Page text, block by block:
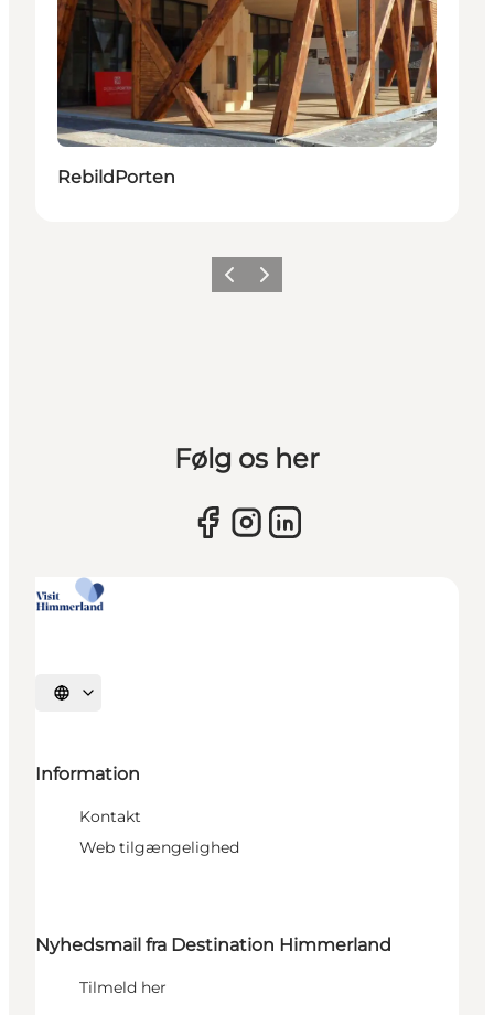
RebildPorten
Forrige billede
Næste billede
Følg os her
Vælg sprog
Information
Kontakt
Web tilgængelighed
Nyhedsmail fra Destination Himmerland
Tilmeld her